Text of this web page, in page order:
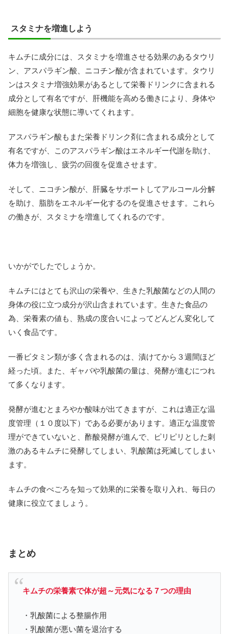
スタミナを増進しよう
キムチに成分には、スタミナを増進させる効果のあるタウリ
ン、アスパラギン酸、ニコチン酸が含まれています。タウリ
ンはスタミナ増強効果があるとして栄養ドリンクに含まれる
成分として有名ですが、肝機能を高める働きにより、身体や
細胞を健康な状態に導いてくれます。
アスパラギン酸もまた栄養ドリンク剤に含まれる成分として
有名ですが、このアスパラギン酸はエネルギー代謝を助け、
体力を増強し、疲労の回復を促進させます。
そして、ニコチン酸が、肝臓をサポートしてアルコール分解
を助け、脂肪をエネルギー化するのを促進させます。これら
の働きが、スタミナを増進してくれるのです。
いかがでしたでしょうか。
キムチにはとても沢山の栄養や、生きた乳酸菌などの人間の
身体の役に立つ成分が沢山含まれています。生きた食品の
為、栄養素の値も、熟成の度合いによってどんどん変化して
いく食品です。
一番ビタミン類が多く含まれるのは、漬けてから３週間ほど
経った頃。また、ギャバや乳酸菌の量は、発酵が進むにつれ
て多くなります。
発酵が進むとまろやか酸味が出てきますが、これは適正な温
度管理（１０度以下）である必要があります。適正な温度管
理ができていないと、酢酸発酵が進んで、ピリピリとした刺
激のあるキムチに発酵してしまい、乳酸菌は死滅してしまい
ます。
キムチの食べごろを知って効果的に栄養を取り入れ、毎日の
健康に役立てましょう。
まとめ
キムチの栄養素で体が超～元気になる７つの理由
・乳酸菌による整腸作用
・乳酸菌が悪い菌を退治する